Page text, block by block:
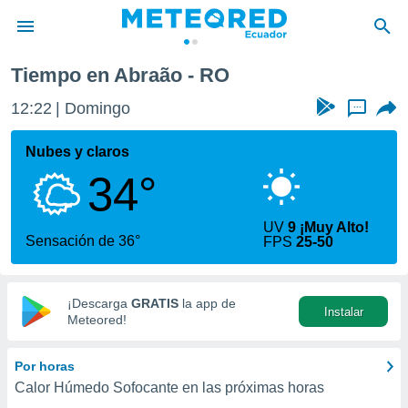
de
ha
calidad.
a este
las
y
digital
basada
Tiempo en Abraão - RO
12:22 Domingo ...
Nubes y claros
34°
Sensación de 36°
UV9 ¡Muy Alto!
FPS25-50
¡Descarga GRATIS la app de
Meteored!
Instalar
Por horas
Calor Húmedo Sofocante en las próximas horas